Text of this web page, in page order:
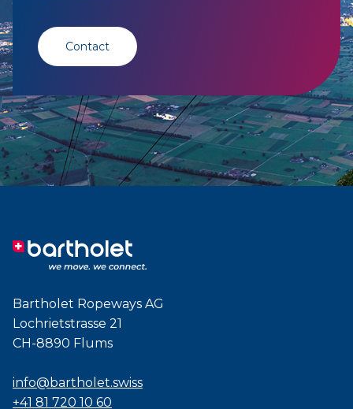
Contact
Bartholet Ropeways AG
Lochrietstrasse 21
CH-8890 Flums
info@bartholet.swiss
+41 81 720 10 60